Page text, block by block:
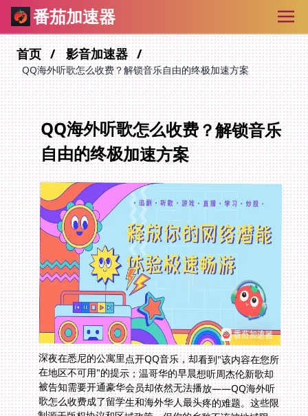
番茄加速器
首页 影音加速器
QQ海外听歌怎么收费？解锁音乐自由的终极加速方案
QQ海外听歌怎么收费？解锁音乐
自由的终极加速方案
深夜在悉尼的公寓里点开QQ音乐，却看到"该内容在您所
在地区不可用"的提示；温哥华的早晨想听周杰伦新歌却
被告知需要开通豪华会员却依然无法播放——QQ海外听
歌怎么收费成了留学生和海外华人最头疼的难题。这些限
制源于版权协议和区域政策，但你的乡愁不该被地域限
制。解决之道其实很简单：通过专业回国加速器的智能路
由系统，绕过地理屏障直接连接国内服务器，让音乐、听